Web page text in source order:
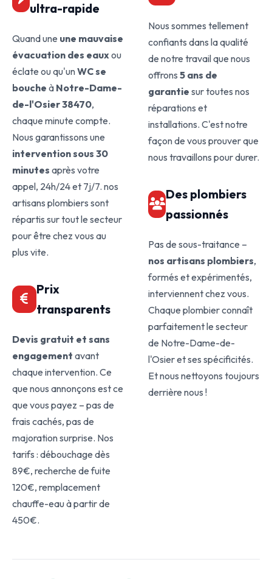
ultra-rapide
Quand une une mauvaise
évacuation des eauxou
éclate ou qu'unWC se
bouche à Notre-Dame-
de-l'Osier 38470,
chaque minute compte.
Nous garantissons une
intervention sous 30
minutes après votre
appel, 24h/24 et 7j/7. nos
artisans plombiers sont
répartis sur tout le secteur
pour être chez vous au
plus vite.
Prix
transparents
Devis gratuit et sans
engagement avant
chaque intervention. Ce
que nous annonçons est ce
que vous payez – pas de
frais cachés, pas de
majoration surprise. Nos
tarifs : débouchage dès
89€, recherche de fuite
120€, remplacement
chauffe-eau à partir de
450€.
Nous sommes tellement
confiants dans la qualité
de notre travail que nous
offrons 5 ans de
garantie sur toutes nos
réparations et
installations. C'est notre
façon de vous prouver que
nous travaillons pour durer.
Des plombiers
passionnés
Pas de sous-traitance –
nos artisans plombiers,
formés et expérimentés,
interviennent chez vous.
Chaque plombier connaît
parfaitement le secteur
de Notre-Dame-de-
l'Osier et ses spécificités.
Et nous nettoyons toujours
derrière nous !